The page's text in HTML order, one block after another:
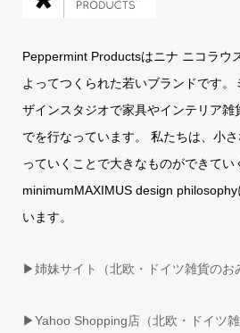
Peppermint Productsはニナ ニコラウ
よってつくられた若いブランドです
ザインスタジオで家具やインテリア雑
でを行なっています。 私たちは、小
っていくことで大きなものができてい
minimumMAXIMUS design
います。
▶姉妹サイト（北欧・ドイツ雑貨のお
▶Yahoo Shopping店（北欧・ドイツ